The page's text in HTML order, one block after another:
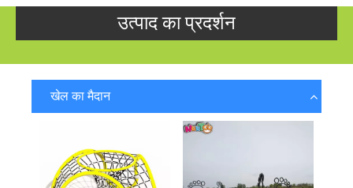
उत्पाद का प्रदर्शन
खेल का मैदान